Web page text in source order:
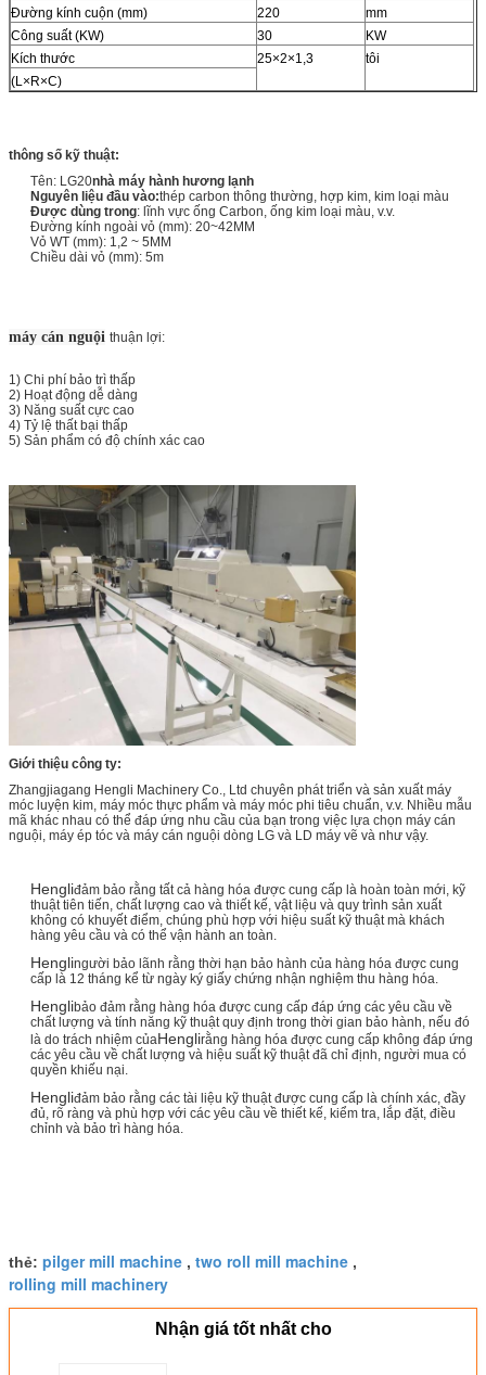
Đường kính cuộn (mm)
220
mm
Công suất (KW)
30
KW
Kích thước
25×2×1,3
tôi
(L×R×C)
thông số kỹ thuật:
Tên: LG20nhà máy hành hương lạnh
Nguyên liệu đầu vào:thép carbon thông thường, hợp kim, kim loại màu
Được dùng trong: lĩnh vực ống Carbon, ống kim loại màu, v.v.
Đường kính ngoài vỏ (mm): 20~42MM
Vỏ WT (mm): 1,2 ~ 5MM
Chiều dài vỏ (mm): 5m
máy cán nguội thuận lợi:
1) Chi phí bảo trì thấp
2) Hoạt động dễ dàng
3) Năng suất cực cao
4) Tỷ lệ thất bại thấp
5) Sản phẩm có độ chính xác cao
Giới thiệu công ty:
Zhangjiagang Hengli Machinery Co., Ltd chuyên phát triển và sản xuất máy
móc luyện kim, máy móc thực phẩm và máy móc phi tiêu chuẩn, v.v. Nhiều mẫu
mã khác nhau có thể đáp ứng nhu cầu của bạn trong việc lựa chọn máy cán
nguội, máy ép tóc và máy cán nguội dòng LG và LD máy vẽ và như vậy.
Hengliđảm bảo rằng tất cả hàng hóa được cung cấp là hoàn toàn mới, kỹ
thuật tiên tiến, chất lượng cao và thiết kế, vật liệu và quy trình sản xuất
không có khuyết điểm, chúng phù hợp với hiệu suất kỹ thuật mà khách
hàng yêu cầu và có thể vận hành an toàn.
Henglingười bảo lãnh rằng thời hạn bảo hành của hàng hóa được cung
cấp là 12 tháng kể từ ngày ký giấy chứng nhận nghiệm thu hàng hóa.
Henglibảo đảm rằng hàng hóa được cung cấp đáp ứng các yêu cầu về
chất lượng và tính năng kỹ thuật quy định trong thời gian bảo hành, nếu đó
là do trách nhiệm củaHenglirằng hàng hóa được cung cấp không đáp ứng
các yêu cầu về chất lượng và hiệu suất kỹ thuật đã chỉ định, người mua có
quyền khiếu nại.
Hengliđảm bảo rằng các tài liệu kỹ thuật được cung cấp là chính xác, đầy
đủ, rõ ràng và phù hợp với các yêu cầu về thiết kế, kiểm tra, lắp đặt, điều
chỉnh và bảo trì hàng hóa.
thẻ: pilger mill machine , two roll mill machine ,
rolling mill machinery
Nhận giá tốt nhất cho